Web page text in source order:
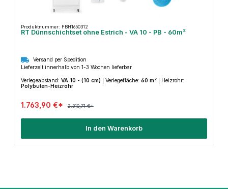
Produktnummer: FBH1650312
RT Dünnschichtset ohne Estrich - VA 10 - PB - 60m²
Versand per Spedition
Lieferzeit innerhalb von 1-3 Wochen lieferbar
Verlegeabstand: VA 10 - (10 cm) Verlegefläche: 60 m²
Heizrohr:
Polybuten-Heizrohr
1.763,90 €* 2.310,71 €*
In den Warenkorb